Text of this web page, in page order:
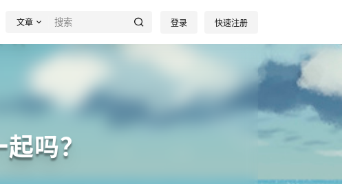
文章 登录 快速注册
吗？